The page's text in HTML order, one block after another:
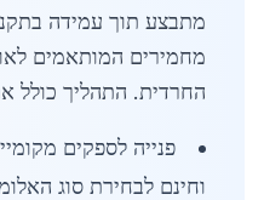
מתבצע תוך עמידה
מחמירים המותאמים
החרדית. התהליך כולל
פנייה לספקים
וחינם לבחירת סוג